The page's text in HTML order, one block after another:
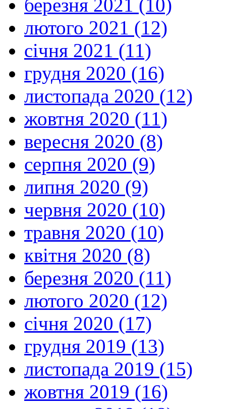
березня 2021 (10)
лютого 2021 (12)
січня 2021 (11)
грудня 2020 (16)
листопада 2020 (12)
жовтня 2020 (11)
вересня 2020 (8)
серпня 2020 (9)
липня 2020 (9)
червня 2020 (10)
травня 2020 (10)
квітня 2020 (8)
березня 2020 (11)
лютого 2020 (12)
січня 2020 (17)
грудня 2019 (13)
листопада 2019 (15)
жовтня 2019 (16)